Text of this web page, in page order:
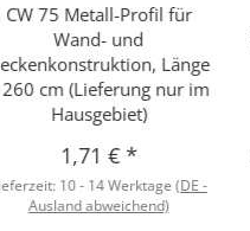
CW 75 Metall-Profil für
Wand- und
Länge
cm (Lieferung nur im
Hausgebiet)
1,71 € *
10 - 14 Werktage(DE -
Ausland abweichend)